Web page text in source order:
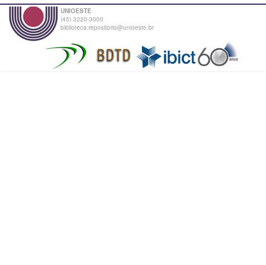
UNIOESTE
(45) 3220-3000
biblioteca.repositorio@unioeste.br